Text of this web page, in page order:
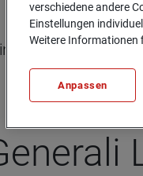
verschiedene andere
Einstellungen
Weitere Informationen
Anpassen